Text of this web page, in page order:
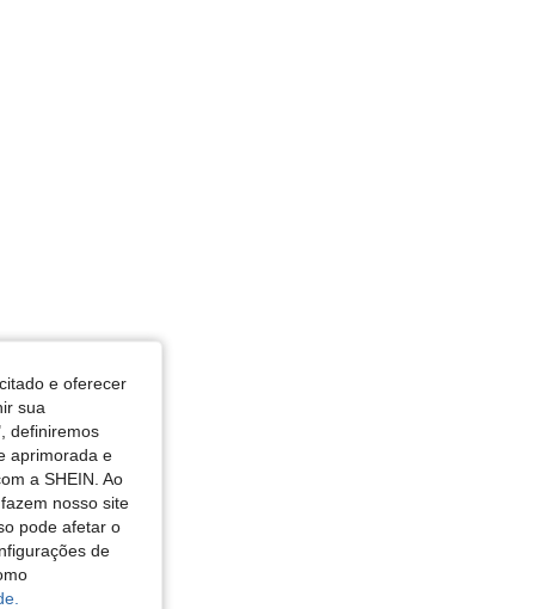
18-24M
e oferecer
sua
definiremos
aprimorada e
a SHEIN. Ao
nosso site
pode afetar o
de